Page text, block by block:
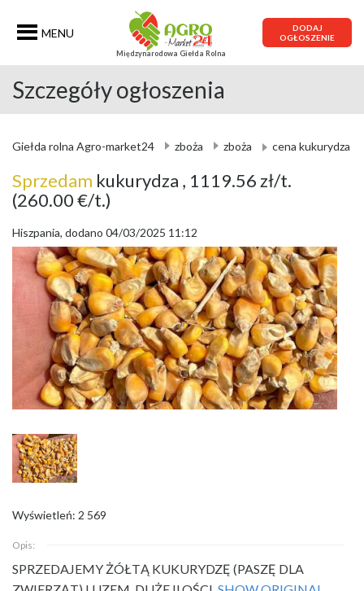
MENU
Międzynarodowa Giełda Rolna
DODAJ
OGŁOSZENIE
Szczegóły ogłoszenia
Giełda rolna Agro-market24 zboża zboża cena kukurydza
Sprzedam kukurydza , 1119.56 zł/t.
(260.00 €/t.)
Hiszpania, dodano 04/03/2025 11:12
Wyświetleń: 2 569
Opis:
SPRZEDAJEMY ŻÓŁTĄ KUKURYDZĘ (PASZĘ DLA